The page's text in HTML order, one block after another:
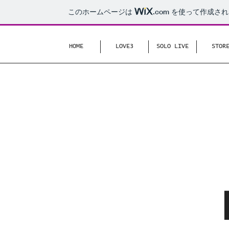
このホームページは .com を使って作成さ
HOME LOVE3 SOLO LIVE STORE